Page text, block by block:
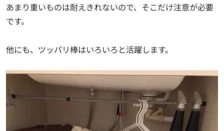
あまり重いものは耐えきれないので、そこだけ注意が必要
です。
他にも、ツッパリ棒はいろいろと活躍します。